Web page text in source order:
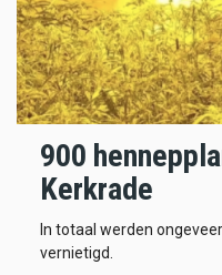
900
Kerkrade
In totaal werden
vernietigd.